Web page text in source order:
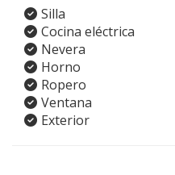
Silla
Cocina eléctrica
Nevera
Horno
Ropero
Ventana
Exterior